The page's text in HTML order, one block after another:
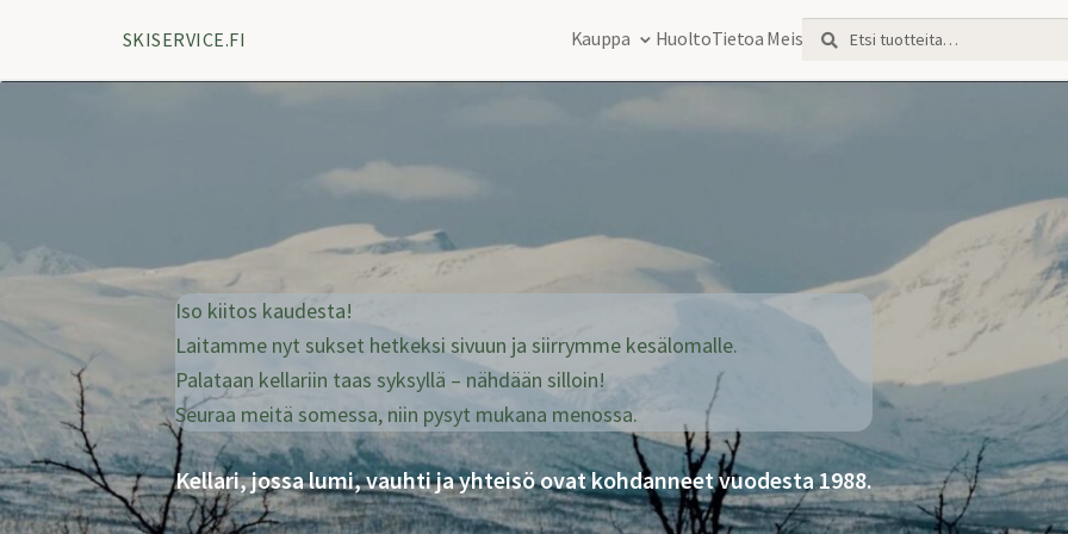
SKISERVICE.FI Kauppa HuoltoTietoa MeistäEtsi:
Haku
Iso kiitos kaudesta!
Laitamme nyt sukset hetkeksi sivuun ja siirrymme kesälomalle.
Palataan kellariin taas syksyllä – nähdään silloin!
Seuraa meitä somessa, niin pysyt mukana menossa.
Kellari, jossa lumi, vauhti ja yhteisö ovat kohdanneet vuodesta 1988.